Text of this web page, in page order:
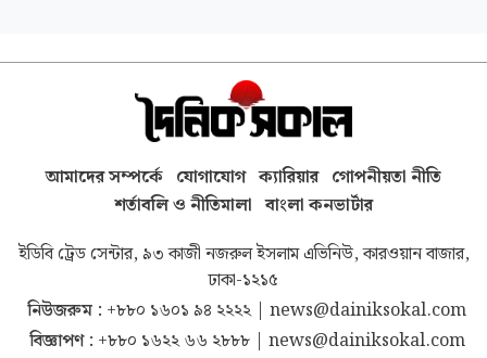
আমাদের সম্পর্কে যোগাযোগ ক্যারিয়ার গোপনীয়তা নীতি
শর্তাবলি ও নীতিমালা বাংলা কনভার্টার
ইডিবি ট্রেড সেন্টার, ৯৩ কাজী নজরুল ইসলাম এভিনিউ, কারওয়ান বাজার,
ঢাকা-১২১৫
নিউজরুম : +৮৮০ ১৬০১ ৯৪ ২২২২| news@dainiksokal.com
বিজ্ঞাপণ : +৮৮০ ১৬২২ ৬৬ ২৮৮৮| news@dainiksokal.com